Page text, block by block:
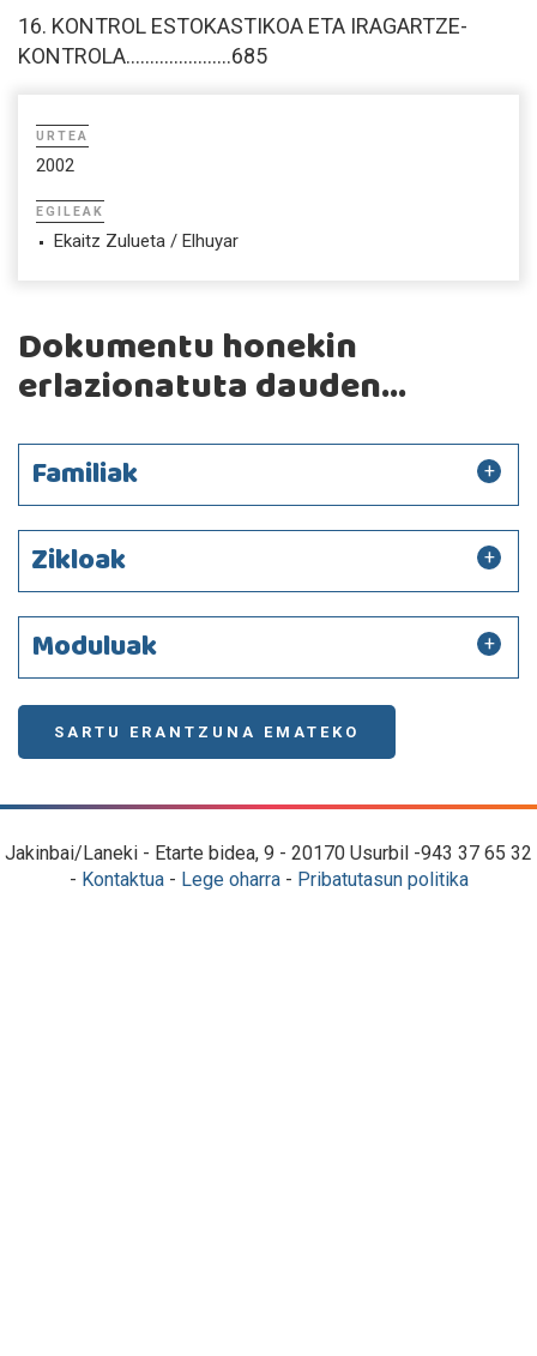
16. KONTROL ESTOKASTIKOA ETA IRAGARTZE-
KONTROLA......................685
URTEA
2002
EGILEAK
Ekaitz Zulueta / Elhuyar
Dokumentu honekin
erlazionatuta dauden...
Familiak
Zikloak
Moduluak
SARTU ERANTZUNA EMATEKO
Jakinbai/Laneki - Etarte bidea, 9 - 20170 Usurbil -943 37 65 32
- Kontaktua- Lege oharra- Pribatutasun politika